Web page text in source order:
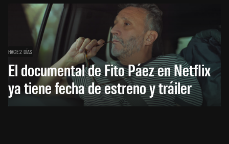
HACE 2 DÍAS
El documental de Fito Páez en Netflix
ya tiene fecha de estreno y tráiler